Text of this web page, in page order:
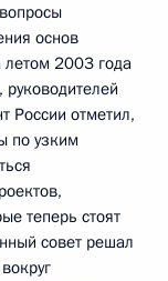
основ
2003 года
руководителей
России отметил,
по узким
теперь стоят
совет решал